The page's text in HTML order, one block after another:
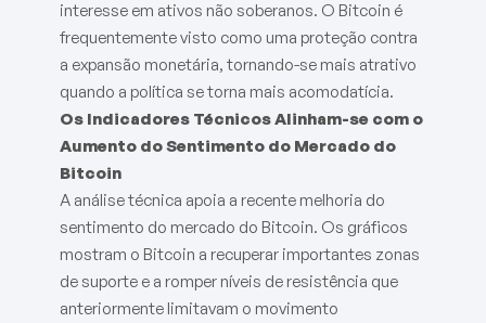
interesse em ativos não soberanos. O Bitcoin é
frequentemente visto como uma proteção contra
a expansão monetária, tornando-se mais atrativo
quando a política se torna mais acomodatícia.
Os Indicadores Técnicos Alinham-se com o
Aumento do Sentimento do Mercado do
Bitcoin
A análise técnica apoia a recente melhoria do
sentimento do mercado do Bitcoin. Os gráficos
mostram o Bitcoin a recuperar importantes zonas
de suporte e a romper níveis de resistência que
anteriormente limitavam o movimento